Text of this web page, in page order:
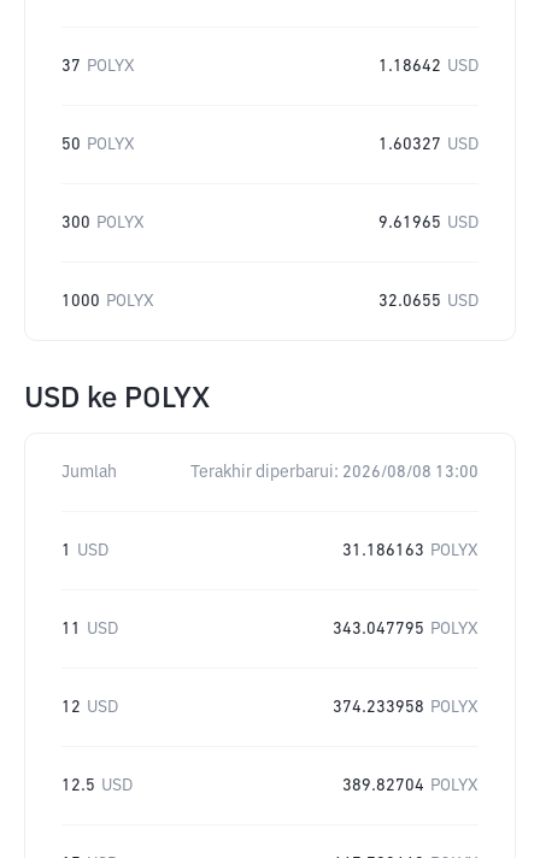
37 POLYX 1.18642 USD
50 POLYX 1.60327 USD
300 POLYX 9.61965 USD
1000 POLYX 32.0655 USD
USD ke POLYX
Jumlah Terakhir diperbarui: 2026/08/08 13:00
1 USD 31.186163 POLYX
11 USD 343.047795 POLYX
12 USD 374.233958 POLYX
12.5 USD 389.82704 POLYX